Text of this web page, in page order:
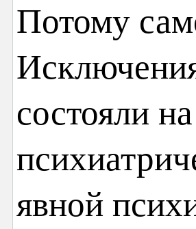
Потому
состояли
явной